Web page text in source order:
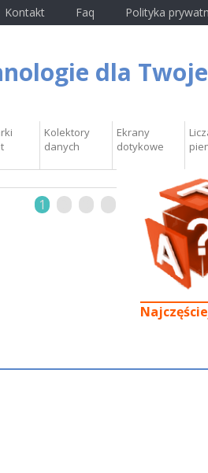
Kontakt Faq Polityka
dla
Kolektory
danych
Ekrany
dotykowe
1